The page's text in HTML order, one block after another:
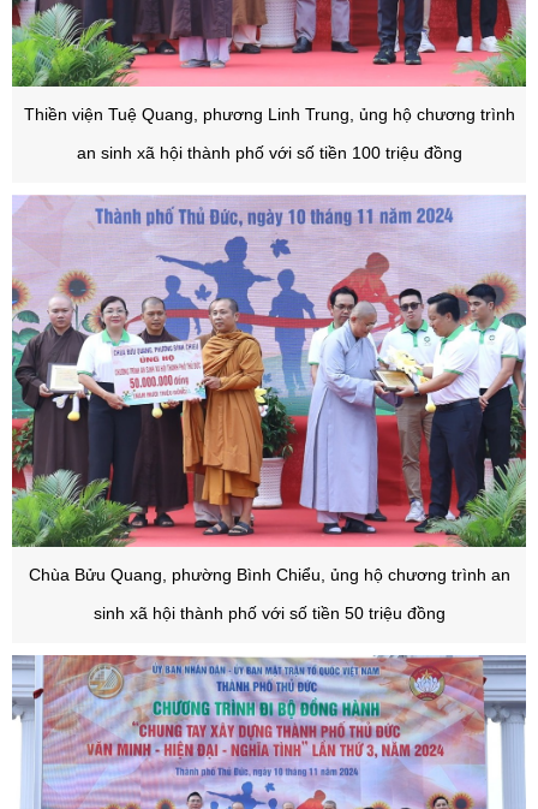
Thiền viện Tuệ Quang, phương Linh Trung, ủng hộ chương trình
an sinh xã hội thành phố với số tiền 100 triệu đồng
Chùa Bửu Quang, phường Bình Chiểu, ủng hộ chương trình an
sinh xã hội thành phố với số tiền 50 triệu đồng